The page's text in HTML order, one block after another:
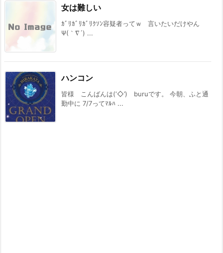
女は難しい
ｶﾞﾘｶﾞﾘｶﾞﾘｸｿﾝ容疑者ってｗ 言いたいだけやん
Ψ(｀∇´) ...
ハンコン
皆様 こんばんは(‘◇’)ゞburuです。 今朝、ふと通
勤中に 7/7ってﾏﾙﾊ ...